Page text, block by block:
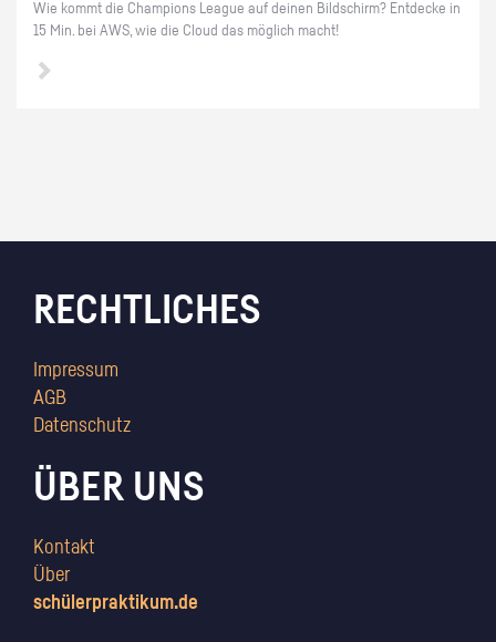
Wie kommt die Cham­pi­ons Le­ague auf dei­nen Bild­schirm? Ent­de­cke in
15 Min. bei AWS, wie die Cloud das mög­lich macht!
RECHTLICHES
Impressum
AGB
Datenschutz
ÜBER UNS
Kontakt
Über
schülerpraktikum.de